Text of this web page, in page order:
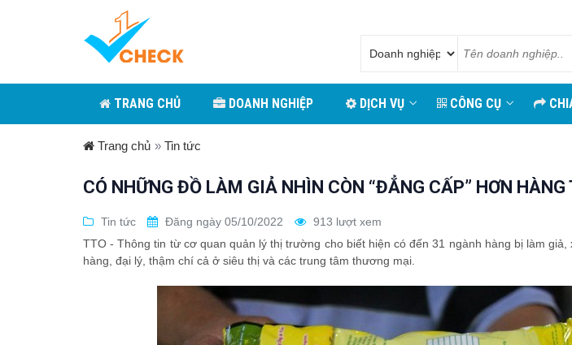
TRANG CHỦ DOANH NGHIỆP DỊCH VỤ CÔNG CỤ
Trang chủ » Tin tức
CÓ NHỮNG ĐỒ LÀM GIẢ NHÌN CÒN “ĐẲNG CẤP” HƠN HÀNG
Tin tức Đăng ngày 05/10/2022
913 lượt xem
TTO - Thông tin từ cơ quan quản lý thị trường cho biết hiện có đến 31 ngành hàng bị làm
hàng, đại lý, thậm chí cả ở siêu thị và các trung tâm thương mại.